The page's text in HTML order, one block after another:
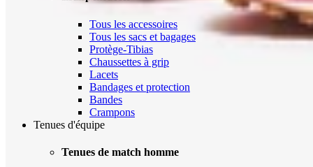
Tous les accessoires
Tous les sacs et bagages
Protège-Tibias
Chaussettes à grip
Lacets
Bandages et protection
Bandes
Crampons
Tenues d'équipe
Tenues de match homme